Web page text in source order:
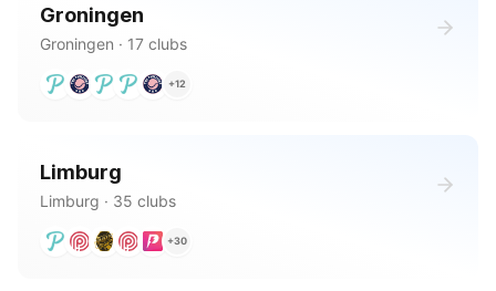
Groningen
Groningen · 17 clubs
+12
Limburg
Limburg · 35 clubs
+30